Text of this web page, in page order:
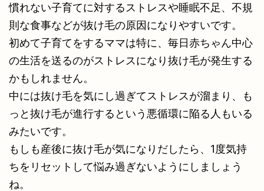
慣れない子育てに対するストレスや睡眠不足、不規
則な食事などが抜け毛の原因になりやすいです。
初めて子育てをするママは特に、毎日赤ちゃん中心
の生活を送るのがストレスになり抜け毛が発生する
かもしれません。
中には抜け毛を気にし過ぎてストレスが溜まり、も
っと抜け毛が進行するという悪循環に陥る人もいる
みたいです。
もしも産後に抜け毛が気になりだしたら、1度気持
ちをリセットして悩み過ぎないようにしましょう
ね。